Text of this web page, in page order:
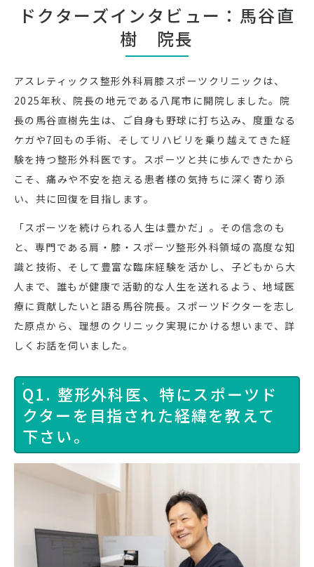
ドクターズインタビュー：馬谷直
樹 院長
アスレティックス整形外科肩膝スポーツクリニックは、
2025年秋、院長の地元である八尾市に開院しました。院
長の馬谷直樹先生は、ご自身も野球に打ち込み、度重なる
ケガや7回もの手術、そしてリハビリを乗り越えてきた経
験を持つ整形外科医です。スポーツと共に歩んできたから
こそ、痛みや不安を抱える患者様の気持ちに深く寄り添
い、共に回復を目指します。
「スポーツを続けられる人生は豊かだ」。その信念のも
と、専門である肩・膝・スポーツ整形外科領域の高度な知
識と技術、そして豊富な臨床経験を活かし、子どもから大
人まで、誰もが健康で活動的な人生を送れるよう、地域医
療に貢献したいと語る馬谷院長。スポーツドクターを志し
た原点から、理想のクリニック実現にかける想いまで、詳
しくお話を伺いました。
Q1. 整形外科医、特にスポーツド
クターを目指された経緯を教えて
下さい。